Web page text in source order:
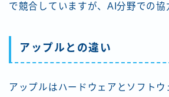
で競合していますが、AI分野での協
アップルとの違い
アップルはハードウェアとソフト